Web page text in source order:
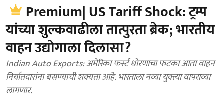
Premium| US Tariff Shock: ट्रम्प
यांच्या शुल्कवाढीला तात्पुरता ब्रेक; भारतीय
वाहन उद्योगाला दिलासा?
Indian Auto Exports: अमेरिका फर्स्ट धोरणाचा फटका आता वाहन
निर्यातदारांना बसण्याची शक्यता आहे. भारताला नव्या युक्त्या वापराव्या
लागणार.